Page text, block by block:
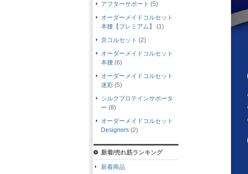
アフターサポート (5)
オーダーメイドコルセット
本腰【プレミアム】
(1)
京コルセット (2)
オーダーメイドコルセット
本腰 (6)
オーダーメイドコルセット
迷彩 (5)
シルクプロテインサポータ
ー (8)
オーダーメイドコルセット
Designers (2)
新着/売れ筋ランキング
新着商品